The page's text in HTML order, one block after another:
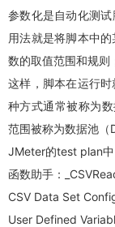
参数化是自动化测试
用法就是将脚本中
数的取值范围和规则
这样，脚本在运行
种方式通常被称为
范围被称为数据池（
JMeter的test plan中
函数助手：
CSV Data Set
User Defined